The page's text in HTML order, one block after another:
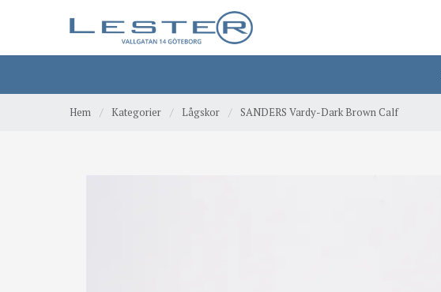
Hem / Kategorier / Lågskor / SANDERS Vardy-Dark Brown Calf